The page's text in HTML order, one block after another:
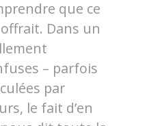
que ce
Dans un
– parfois
par
le fait d’en